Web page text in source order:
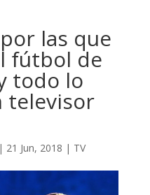
las que
fútbol de
todo lo
televisor
| 21 Jun, 2018 | TV